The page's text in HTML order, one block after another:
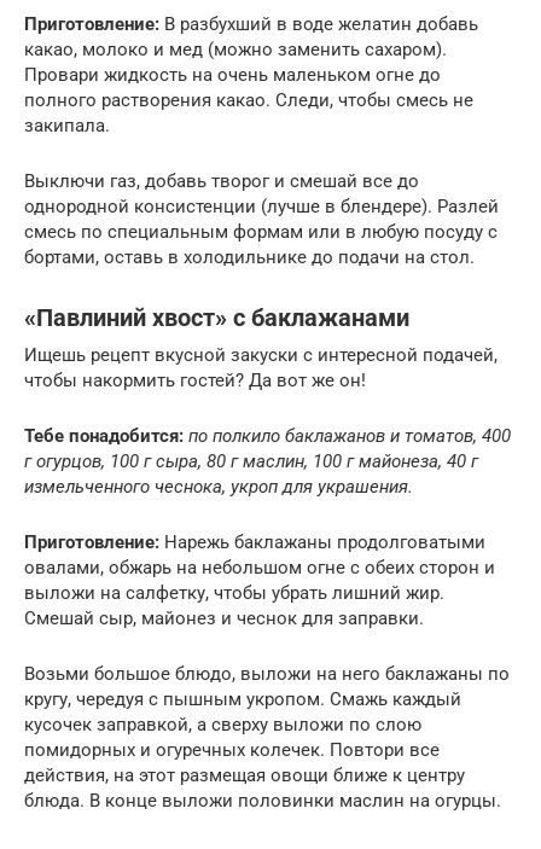
Приготовление: В разбухший в воде желатин добавь
какао, молоко и мед (можно заменить сахаром).
Провари жидкость на очень маленьком огне до
полного растворения какао. Следи, чтобы смесь не
закипала.
Выключи газ, добавь творог и смешай все до
однородной консистенции (лучше в блендере). Разлей
смесь по специальным формам или в любую посуду с
бортами, оставь в холодильнике до подачи на стол.
«Павлиний хвост» с баклажанами
Ищешь рецепт вкусной закуски с интересной подачей,
чтобы накормить гостей? Да вот же он!
Тебе понадобится: по полкило баклажанов и томатов, 400
г огурцов, 100 г сыра, 80 г маслин, 100 г майонеза, 40 г
измельченного чеснока, укроп для украшения.
Приготовление: Нарежь баклажаны продолговатыми
овалами, обжарь на небольшом огне с обеих сторон и
выложи на салфетку, чтобы убрать лишний жир.
Смешай сыр, майонез и чеснок для заправки.
Возьми большое блюдо, выложи на него баклажаны по
кругу, чередуя с пышным укропом. Смажь каждый
кусочек заправкой, а сверху выложи по слою
помидорных и огуречных колечек. Повтори все
действия, на этот размещая овощи ближе к центру
блюда. В конце выложи половинки маслин на огурцы.